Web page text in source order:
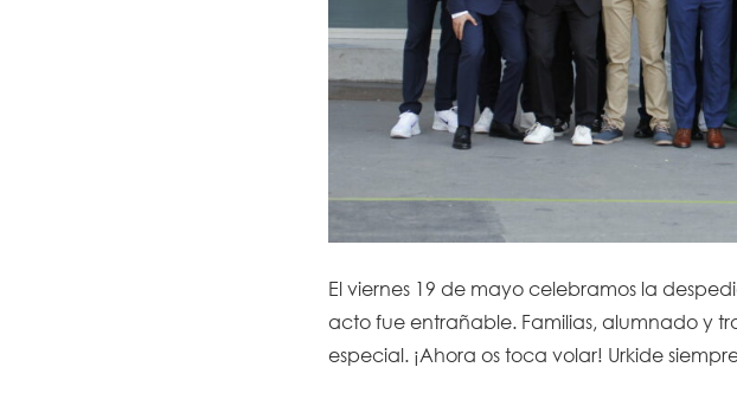
El viernes 19 de mayo celebramos la
acto fue entrañable. Familias, alumnado y
especial. ¡Ahora os toca volar! Urkide